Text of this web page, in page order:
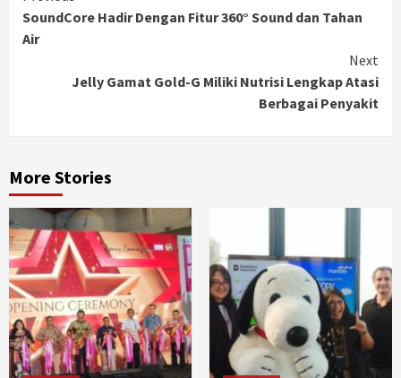
Reading
SoundCore Hadir Dengan Fitur 360° Sound dan Tahan
Air
Next
Jelly Gamat Gold-G Miliki Nutrisi Lengkap Atasi
Berbagai Penyakit
More Stories